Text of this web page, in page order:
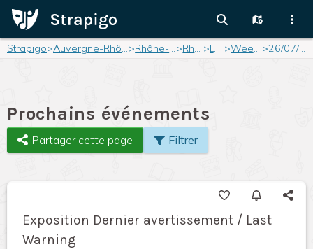
Strapigo> Auvergne-Rhône-Alpes> Rhône-Alpes> Rhône > Lyon > Weekend > 26/07/2025
Prochains événements
Partager cette page Filtrer
Exposition Dernier avertissement / Last
Warning